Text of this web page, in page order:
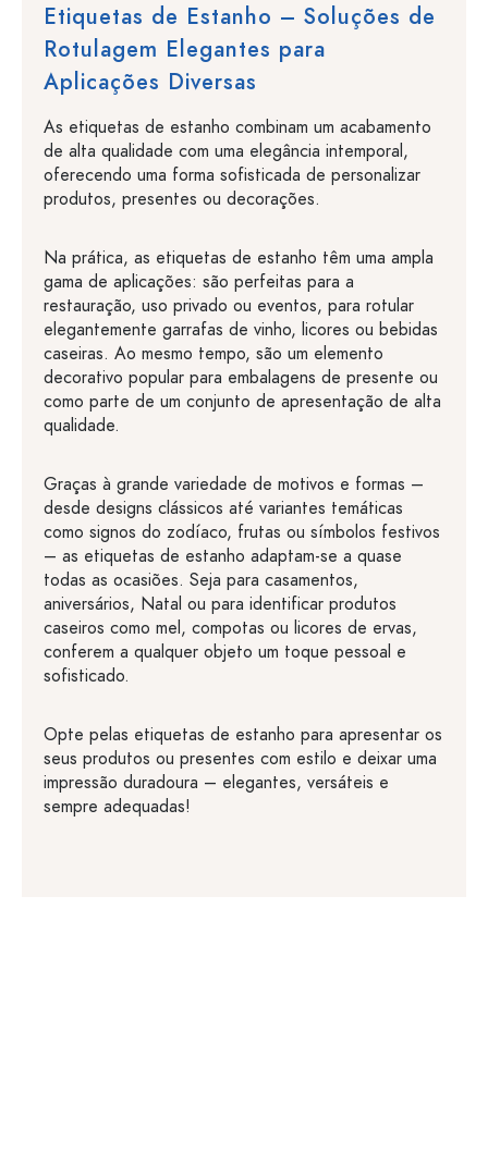
Etiquetas de Estanho – Soluções de
Rotulagem Elegantes para
Aplicações Diversas
As etiquetas de estanho combinam um acabamento
de alta qualidade com uma elegância intemporal,
oferecendo uma forma sofisticada de personalizar
produtos, presentes ou decorações.
Na prática, as etiquetas de estanho têm uma ampla
gama de aplicações: são perfeitas para a
restauração, uso privado ou eventos, para rotular
elegantemente garrafas de vinho, licores ou bebidas
caseiras. Ao mesmo tempo, são um elemento
decorativo popular para embalagens de presente ou
como parte de um conjunto de apresentação de alta
qualidade.
Graças à grande variedade de motivos e formas –
desde designs clássicos até variantes temáticas
como signos do zodíaco, frutas ou símbolos festivos
– as etiquetas de estanho adaptam-se a quase
todas as ocasiões. Seja para casamentos,
aniversários, Natal ou para identificar produtos
caseiros como mel, compotas ou licores de ervas,
conferem a qualquer objeto um toque pessoal e
sofisticado.
Opte pelas etiquetas de estanho para apresentar os
seus produtos ou presentes com estilo e deixar uma
impressão duradoura – elegantes, versáteis e
sempre adequadas!